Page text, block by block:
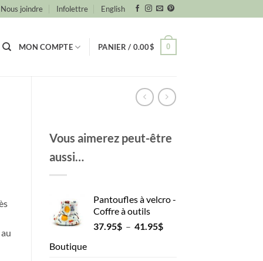
Nous joindre Infolettre English
MON COMPTE PANIER / 0.00$ 0
Vous aimerez peut-être
aussi…
Pantoufles à velcro -
Coffre à outils
37.95$ – 41.95$Plage
Boutique